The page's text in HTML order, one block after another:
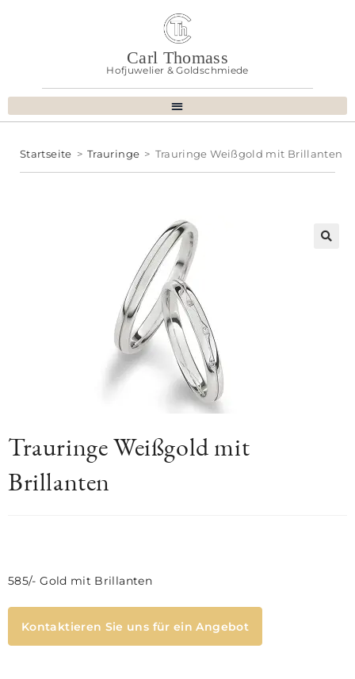
Carl Thomass
Hofjuwelier & Goldschmiede
Startseite > Trauringe > Trauringe Weißgold mit Brillanten
Trauringe Weißgold mit
Brillanten
585/- Gold mit Brillanten
Kontaktieren Sie uns für ein Angebot